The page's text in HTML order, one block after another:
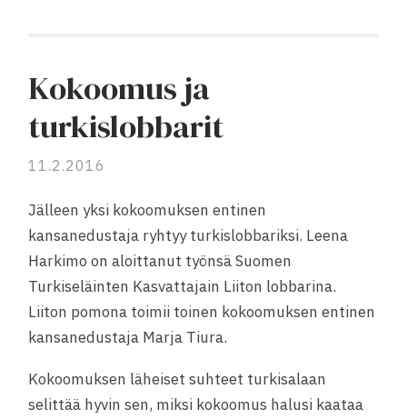
Kokoomus ja
turkislobbarit
11.2.2016
Jälleen yksi kokoomuksen entinen
kansanedustaja ryhtyy turkislobbariksi. Leena
Harkimo on aloittanut työnsä Suomen
Turkiseläinten Kasvattajain Liiton lobbarina.
Liiton pomona toimii toinen kokoomuksen entinen
kansanedustaja Marja Tiura.
Kokoomuksen läheiset suhteet turkisalaan
selittää hyvin sen, miksi kokoomus halusi kaataa